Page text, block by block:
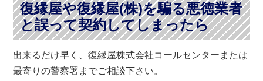
復縁屋や復縁屋(株)を騙る悪徳業者
と誤って契約してしまったら
出来るだけ早く、復縁屋株式会社コールセンターまたは
最寄りの警察署までご相談下さい。